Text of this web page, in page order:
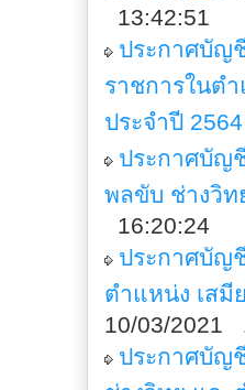
13:42:51
ประกาศบัญ
ราชการในต
ประจำปี 2564
ประกาศบัญ
พลขับ ช่างวิ
16:20:24
ประกาศบัญ
ตำแหน่ง เสมี
10/03/2021
ประกาศบัญ